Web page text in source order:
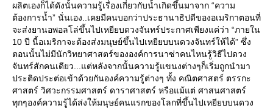
ผลิตเองก็ได้ดังนั้นความรู้เรื่องเกี่ยวกับน้ำเกิดขึ้นมาจาก “ความ
ต้องการน้ำ” นั่นเอง..เคยมีคนบอกว่าประธานาธิปดีของอเมริกาตอนที่
จะส่งยานอพอลโล่ขึ้นไปเหยียบดวงจันทร์ประกาศเพียงแค่ว่า “ภายใน
10 ปี นี้อเมริกาจะต้องส่งมนุษย์ขึ้นไปเหยียบบนดวงจันทร์ให้ได้” ซึ่ง
ตอนนั้นไม่มีนักวิทยาศาสตร์ขององค์การนาซ่าคนไหนรู้วิธีไปดวง
จันทร์สักคนเดียว...แต่หลังจากนั้นความรู้แขนงต่างๆก็เริ่มถูกนำมา
ประติดประต่อเข้าด้วยกันองค์ความรู้ต่างๆ ทั้ง คณิตศาสตร์ ตรรกะ
ศาสตร์ วิศวะกรรมศาสตร์ ดาราศาสตร์ หรือแม้แต่ ศาสนศาสตร์
ทุกๆองค์ความรู้ได้ส่งให้มนุษย์คนแรกของโลกที่ขึ้นไปเหยียบบนดวง